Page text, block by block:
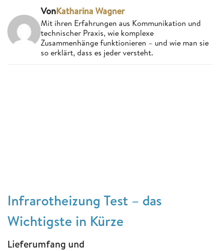
VonKatharina Wagner
Mit ihren Erfahrungen aus Kommunikation und
technischer Praxis, wie komplexe
Zusammenhänge funktionieren – und wie man sie
so erklärt, dass es jeder versteht.
Infrarotheizung Test – das
Wichtigste in Kürze
Lieferumfang und